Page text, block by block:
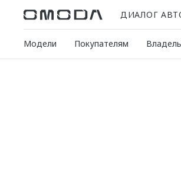
ДИАЛОГ
Модели Покупателям